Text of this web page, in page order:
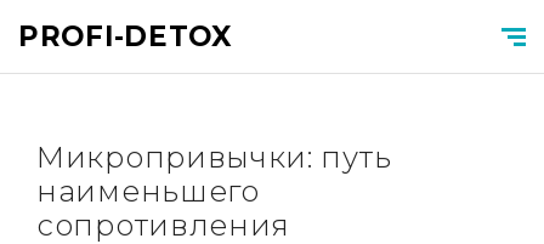
PROFI-DETOX
Микропривычки: путь
наименьшего
сопротивления